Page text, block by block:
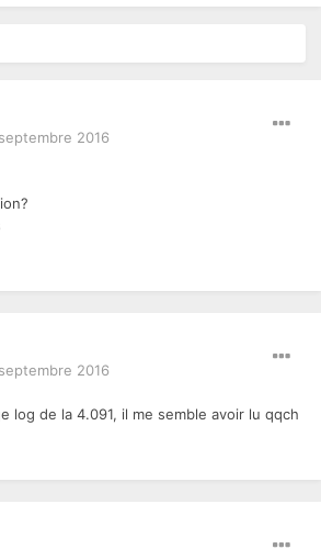
2016
2016
log de la 4.091, il me semble avoir lu qqch